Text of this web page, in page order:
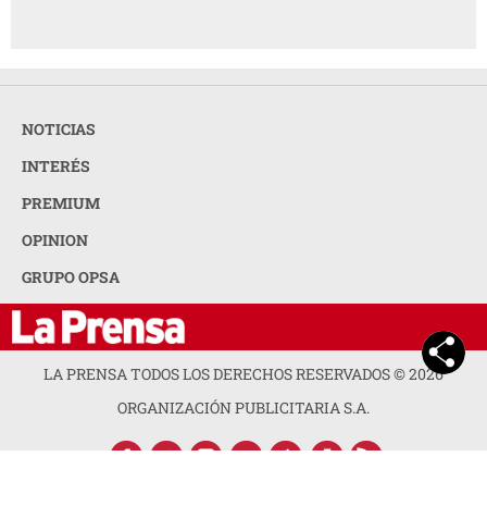
NOTICIAS
INTERÉS
PREMIUM
OPINION
GRUPO OPSA
LA PRENSA TODOS LOS DERECHOS RESERVADOS ©2026
ORGANIZACIÓN PUBLICITARIA S.A.